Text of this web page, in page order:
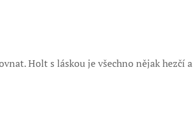
Holt s láskou je všechno nějak hezčí a